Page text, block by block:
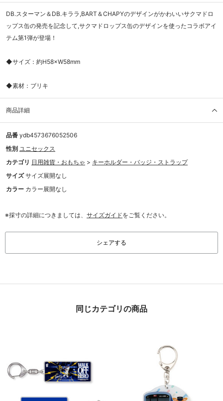
DB.スターマン＆DB.キララ,BART＆CHAPYのデザインがかわいいサクマドロ
ップス缶の発売を記念して,サクマドロップス缶のデザインを使ったコラボアイ
テム第1弾が登場！
◆サイズ：約H58×W58mm
◆素材：ブリキ
商品詳細
品番 ydb4573676052506
性別 ユニセックス
カテゴリ 日用雑貨・おもちゃ > キーホルダー・バッジ・ストラップ
サイズ サイズ展開なし
カラー カラー展開なし
※採寸の詳細につきましては、 サイズガイドをご覧ください。
シェアする
同じカテゴリの商品